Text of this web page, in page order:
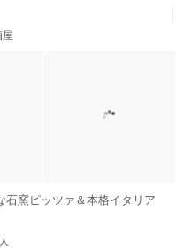
石窯ピッツァ＆本格イタリア
人